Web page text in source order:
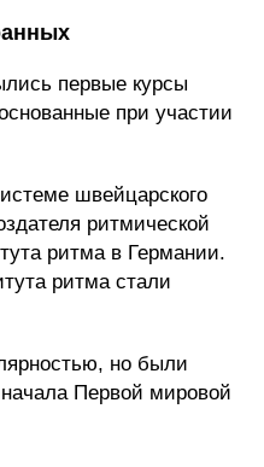
первые курсы
при участии
швейцарского
ритмической
ритма в Германии.
ритма стали
но были
Первой мировой